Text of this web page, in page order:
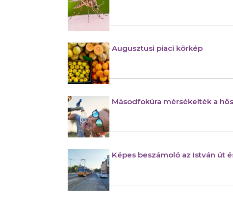
Augusztusi piaci körkép
Másodfokúra mérsékelték a
Képes beszámoló az István út